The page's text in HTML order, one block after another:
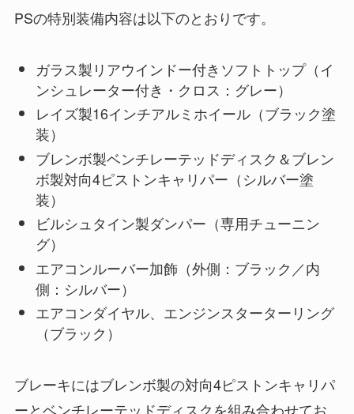
PSの特別装備内容は以下のとおりです。
ガラス製リアウインドー付きソフトトップ（イ
ンシュレーター付き・クロス：グレー）
レイズ製16インチアルミホイール（ブラック塗
装）
ブレンボ製ベンチレーテッドディスク＆ブレン
ボ製対向4ピストンキャリパー（シルバー塗
装）
ビルシュタイン製ダンパー（専用チューニン
グ）
エアコンルーバー加飾（外側：ブラック／内
側：シルバー）
エアコンダイヤル、エンジンスターターリング
（ブラック）
ブレーキにはブレンボ製の対向4ピストンキャリパ
ーとベンチレーテッドディスクを組み合わせてお